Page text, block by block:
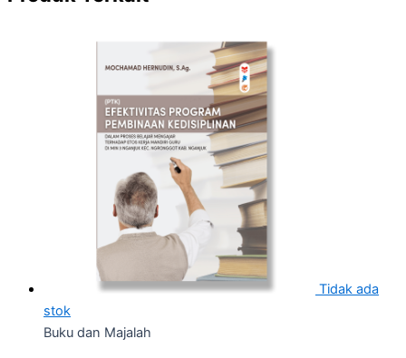
Tidak ada
stok
Buku dan Majalah